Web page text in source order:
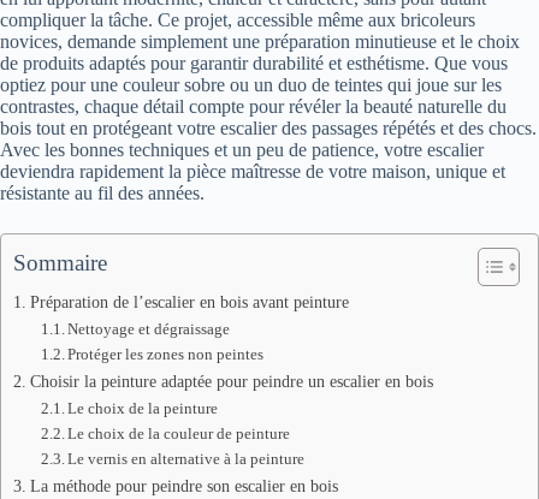
compliquer la tâche. Ce projet, accessible même aux bricoleurs
novices, demande simplement une préparation minutieuse et le choix
de produits adaptés pour garantir durabilité et esthétisme. Que vous
optiez pour une couleur sobre ou un duo de teintes qui joue sur les
contrastes, chaque détail compte pour révéler la beauté naturelle du
bois tout en protégeant votre escalier des passages répétés et des chocs.
Avec les bonnes techniques et un peu de patience, votre escalier
deviendra rapidement la pièce maîtresse de votre maison, unique et
résistante au fil des années.
Sommaire
Préparation de l’escalier en bois avant peinture
Nettoyage et dégraissage
Protéger les zones non peintes
Choisir la peinture adaptée pour peindre un escalier en bois
Le choix de la peinture
Le choix de la couleur de peinture
Le vernis en alternative à la peinture
La méthode pour peindre son escalier en bois